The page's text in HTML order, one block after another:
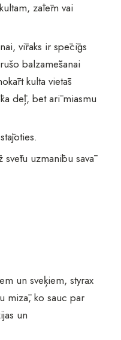
zālēm vai
vīraks ir spēcīgs
balzamēšanai
kulta vietās
dēļ, bet arī miasmu
svētu uzmanību savā
un sveķiem, styrax
mizā, ko sauc par
un